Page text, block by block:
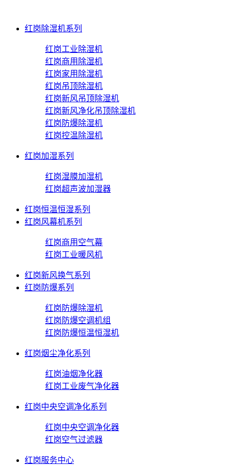
红岗除湿机系列
红岗工业除湿机
红岗商用除湿机
红岗家用除湿机
红岗吊顶除湿机
红岗新风吊顶除湿机
红岗新风净化吊顶除湿机
红岗防爆除湿机
红岗控温除湿机
红岗加湿系列
红岗湿膜加湿机
红岗超声波加湿器
红岗恒温恒湿系列
红岗风幕机系列
红岗商用空气幕
红岗工业暖风机
红岗新风换气系列
红岗防爆系列
红岗防爆除湿机
红岗防爆空调机组
红岗防爆恒温恒湿机
红岗烟尘净化系列
红岗油烟净化器
红岗工业废气净化器
红岗中央空调净化系列
红岗中央空调净化器
红岗空气过滤器
红岗服务中心